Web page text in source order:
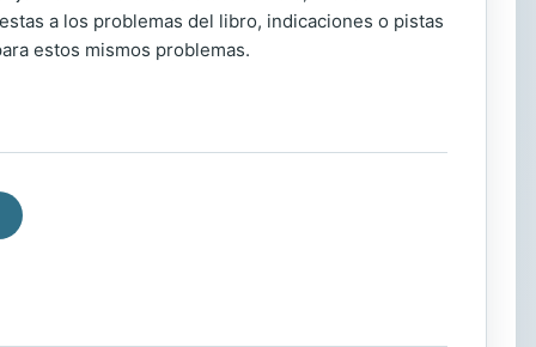
a los problemas del libro, indicaciones o pistas
estos mismos problemas.